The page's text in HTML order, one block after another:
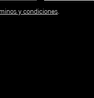
y condiciones